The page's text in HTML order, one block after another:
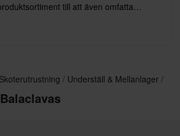
till att även omfatta
actionsporter. 509 tillverkar
Skoterutrustning Underställ & Mellanlager